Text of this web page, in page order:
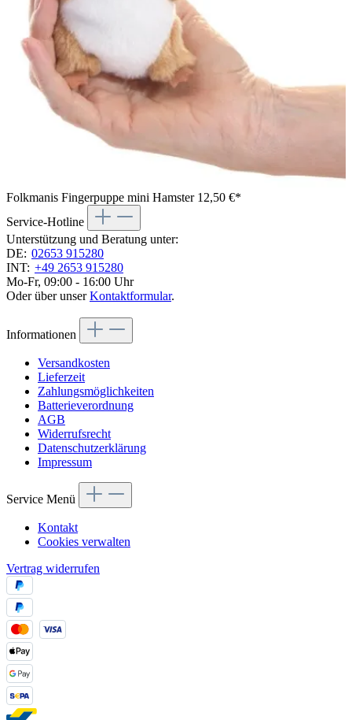
Folkmanis Fingerpuppe mini Hamster 12,50 €*
Service-Hotline
Unterstützung und Beratung unter:
DE: 02653 915280
INT: +49 2653 915280
Mo-Fr, 09:00 - 16:00 Uhr
Oder über unserKontaktformular.
Informationen
Versandkosten
Lieferzeit
Zahlungsmöglichkeiten
Batterieverordnung
AGB
Widerrufsrecht
Datenschutzerklärung
Impressum
Service Menü
Kontakt
Cookies verwalten
Vertrag widerrufen